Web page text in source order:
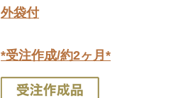
外袋付
*受注作成/約2ヶ月*